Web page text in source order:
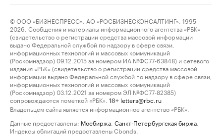
© ООО «БИЗНЕСПРЕСС», АО «РОСБИЗНЕСКОНСАЛТИНГ», 1995–
2026. Сообщения и материалы информационного агентства «РБК»
(свидетельство о регистрации средства массовой информации
выдано Федеральной службой по надзору в сфере связи,
информационных технологий и массовых коммуникаций
(Роскомнадзор) 09.12.2015 за номером ИА №ФС77-63848) и сетевого
издания «РБК» (свидетельство о регистрации средства массовой
информации выдано Федеральной службой по надзору в сфере связи,
информационных технологий и массовых коммуникаций
(Роскомнадзор) 03.12.2021 за номером ЭЛ №ФС77-82385)
сопровождаются пометкой «РБК».
18+ letters@rbc.ru
Владельцем сайта является информационное агентство «РБК».
Данные предоставлены: Мосбиржа Санкт-Петербургская биржа
Индексы облигаций предоставлены Cbonds.